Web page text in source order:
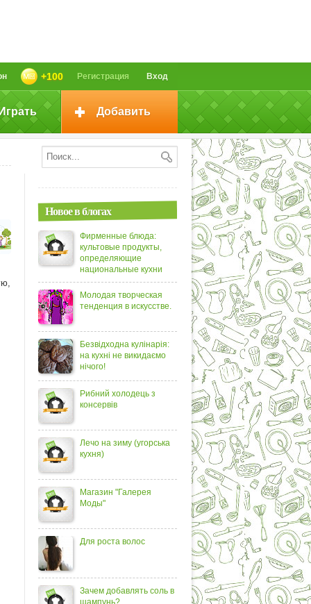
Вход
Регистрация
+100
Добавить
Новое в блогах
Фирменные блюда:
культовые продукты,
определяющие
национальные кухни
Молодая творческая
тенденция в искусстве.
Безвідходна кулінарія:
на кухні не викидаємо
нічого!
Рибний холодець з
консервів
Лечо на зиму (угорська
кухня)
Магазин "Галерея
Моды"
Для роста волос
Зачем добавлять соль в
шампунь?